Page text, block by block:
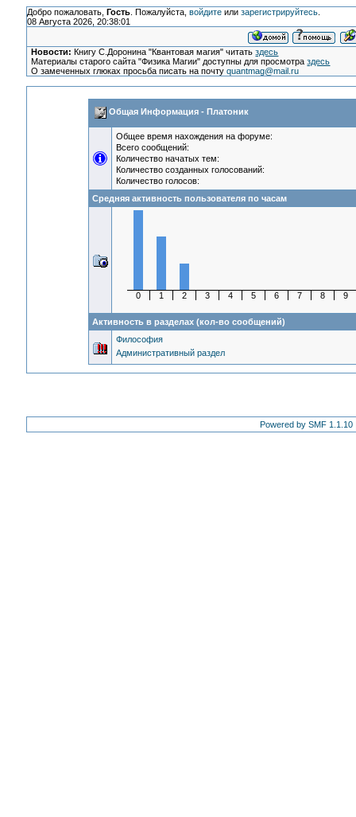
Добро пожаловать, Гость. Пожалуйста, войдитеили зарегистрируйтесь.
08 Августа 2026, 20:38:01
Новости: Книгу С.Доронина "Квантовая магия" читатьздесь
Материалы старого сайта "Физика Магии" доступны для просмотраздесь
О замеченных глюках просьба писать на почтуquantmag@mail.ru
Общая Информация - Платоник
Общее время нахождения на форуме:
Всего сообщений:
Количество начатых тем:
Количество созданных голосований:
Количество голосов:
Средняя активность пользователя по часам
0 1 2 3 4 5 6 7 8 9
Активность в разделах (кол-во сообщений)
Философия
Административный раздел
Powered by SMF 1.1.10